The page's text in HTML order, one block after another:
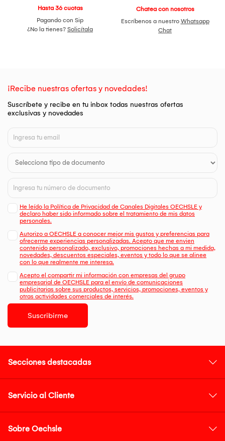
Hasta 36 cuotas
Pagando con Sip
¿No la tienes? Solicítala
Chatea con nosotros
Escríbenos a nuestro Whatsapp
Chat
¡Recibe nuestras ofertas y novedades!
Suscríbete y recibe en tu inbox todas nuestras ofertas
exclusivas y novedades
He leído la Política de Privacidad de Canales Digitales OECHSLE y
declaro haber sido informado sobre el tratamiento de mis datos
personales.
Autorizo a OECHSLE a conocer mejor mis gustos y preferencias para
ofrecerme experiencias personalizadas. Acepto que me envien
contenido personalizado, exclusivo, promociones hechas a mi medida,
novedades, descuentos especiales, eventos y todo lo que se alinee
con lo que realmente me interesa.
Acepto el compartir mi información con empresas del grupo
empresarial de OECHSLE para el envío de comunicaciones
publicitarias sobre sus productos, servicios, promociones, eventos y
otras actividades comerciales de interés.
Suscribirme
Secciones destacadas
Servicio al Cliente
Sobre Oechsle